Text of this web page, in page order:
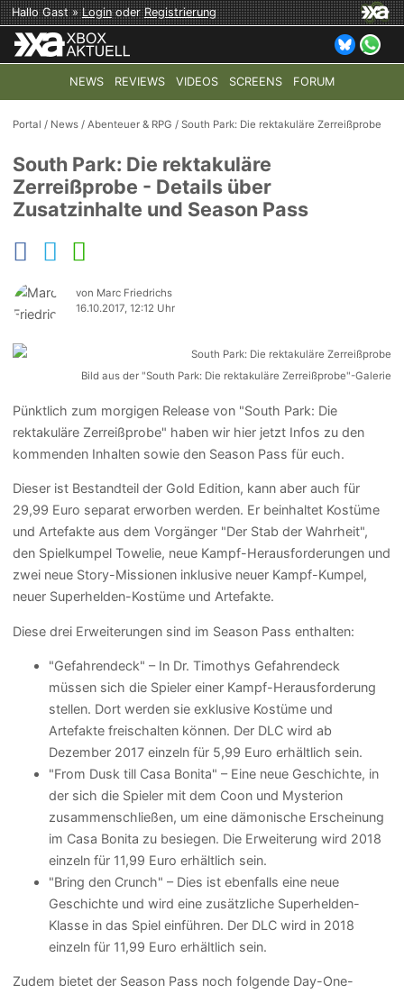
Hallo Gast »LoginoderRegistrierung
NEWS REVIEWS VIDEOS SCREENS FORUM
TOP-THEMEN: COD: MODERN WARFARE 4 HALO:
Portal / News /Abenteuer & RPG /South Park: Die rektakuläre Zerreißprobe
South Park: Die rektakuläre
Zerreißprobe - Details über
Zusatzinhalte und Season Pass
von Marc Friedrichs
16.10.2017, 12:12 Uhr
Bild aus der "South Park: Die rektakuläre Zerreißprobe"-Galerie
Pünktlich zum morgigen Release von "South Park: Die
rektakuläre Zerreißprobe" haben wir hier jetzt Infos zu den
kommenden Inhalten sowie den Season Pass für euch.
Dieser ist Bestandteil der Gold Edition, kann aber auch für
29,99 Euro separat erworben werden. Er beinhaltet Kostüme
und Artefakte aus dem Vorgänger "Der Stab der Wahrheit",
den Spielkumpel Towelie, neue Kampf-Herausforderungen und
zwei neue Story-Missionen inklusive neuer Kampf-Kumpel,
neuer Superhelden-Kostüme und Artefakte.
Diese drei Erweiterungen sind im Season Pass enthalten:
"Gefahrendeck" – In Dr. Timothys Gefahrendeck
müssen sich die Spieler einer Kampf-Herausforderung
stellen. Dort werden sie exklusive Kostüme und
Artefakte freischalten können. Der DLC wird ab
Dezember 2017 einzeln für 5,99 Euro erhältlich sein.
"From Dusk till Casa Bonita" – Eine neue Geschichte, in
der sich die Spieler mit dem Coon und Mysterion
zusammenschließen, um eine dämonische Erscheinung
im Casa Bonita zu besiegen. Die Erweiterung wird 2018
einzeln für 11,99 Euro erhältlich sein.
"Bring den Crunch" – Dies ist ebenfalls eine neue
Geschichte und wird eine zusätzliche Superhelden-
Klasse in das Spiel einführen. Der DLC wird in 2018
einzeln für 11,99 Euro erhältlich sein.
Zudem bietet der Season Pass noch folgende Day-One-